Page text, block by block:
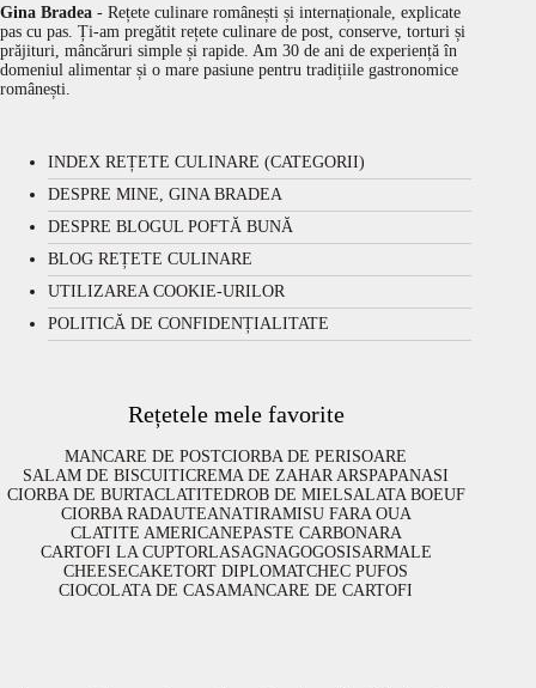
Gina Bradea - Rețete culinare românești și internaționale, explicate
pas cu pas. Ți-am pregătit rețete culinare de post, conserve, torturi și
prăjituri, mâncăruri simple și rapide. Am 30 de ani de experiență în
domeniul alimentar și o mare pasiune pentru tradițiile gastronomice
românești.
INDEX REȚETE CULINARE (CATEGORII)
DESPRE MINE, GINA BRADEA
DESPRE BLOGUL POFTĂ BUNĂ
BLOG REȚETE CULINARE
UTILIZAREA COOKIE-URILOR
POLITICĂ DE CONFIDENȚIALITATE
Rețetele mele favorite
MANCARE DE POSTCIORBA DE PERISOARE
SALAM DE BISCUITICREMA DE ZAHAR ARSPAPANASI
CIORBA DE BURTACLATITEDROB DE MIELSALATA BOEUF
CIORBA RADAUTEANATIRAMISU FARA OUA
CLATITE AMERICANEPASTE CARBONARA
CARTOFI LA CUPTORLASAGNAGOGOSISARMALE
CHEESECAKETORT DIPLOMATCHEC PUFOS
CIOCOLATA DE CASAMANCARE DE CARTOFI